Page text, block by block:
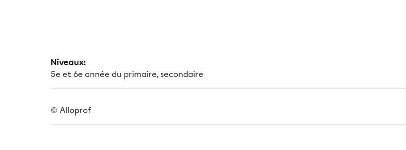
Niveaux:
5e et 6e année du primaire, secondaire
© Alloprof